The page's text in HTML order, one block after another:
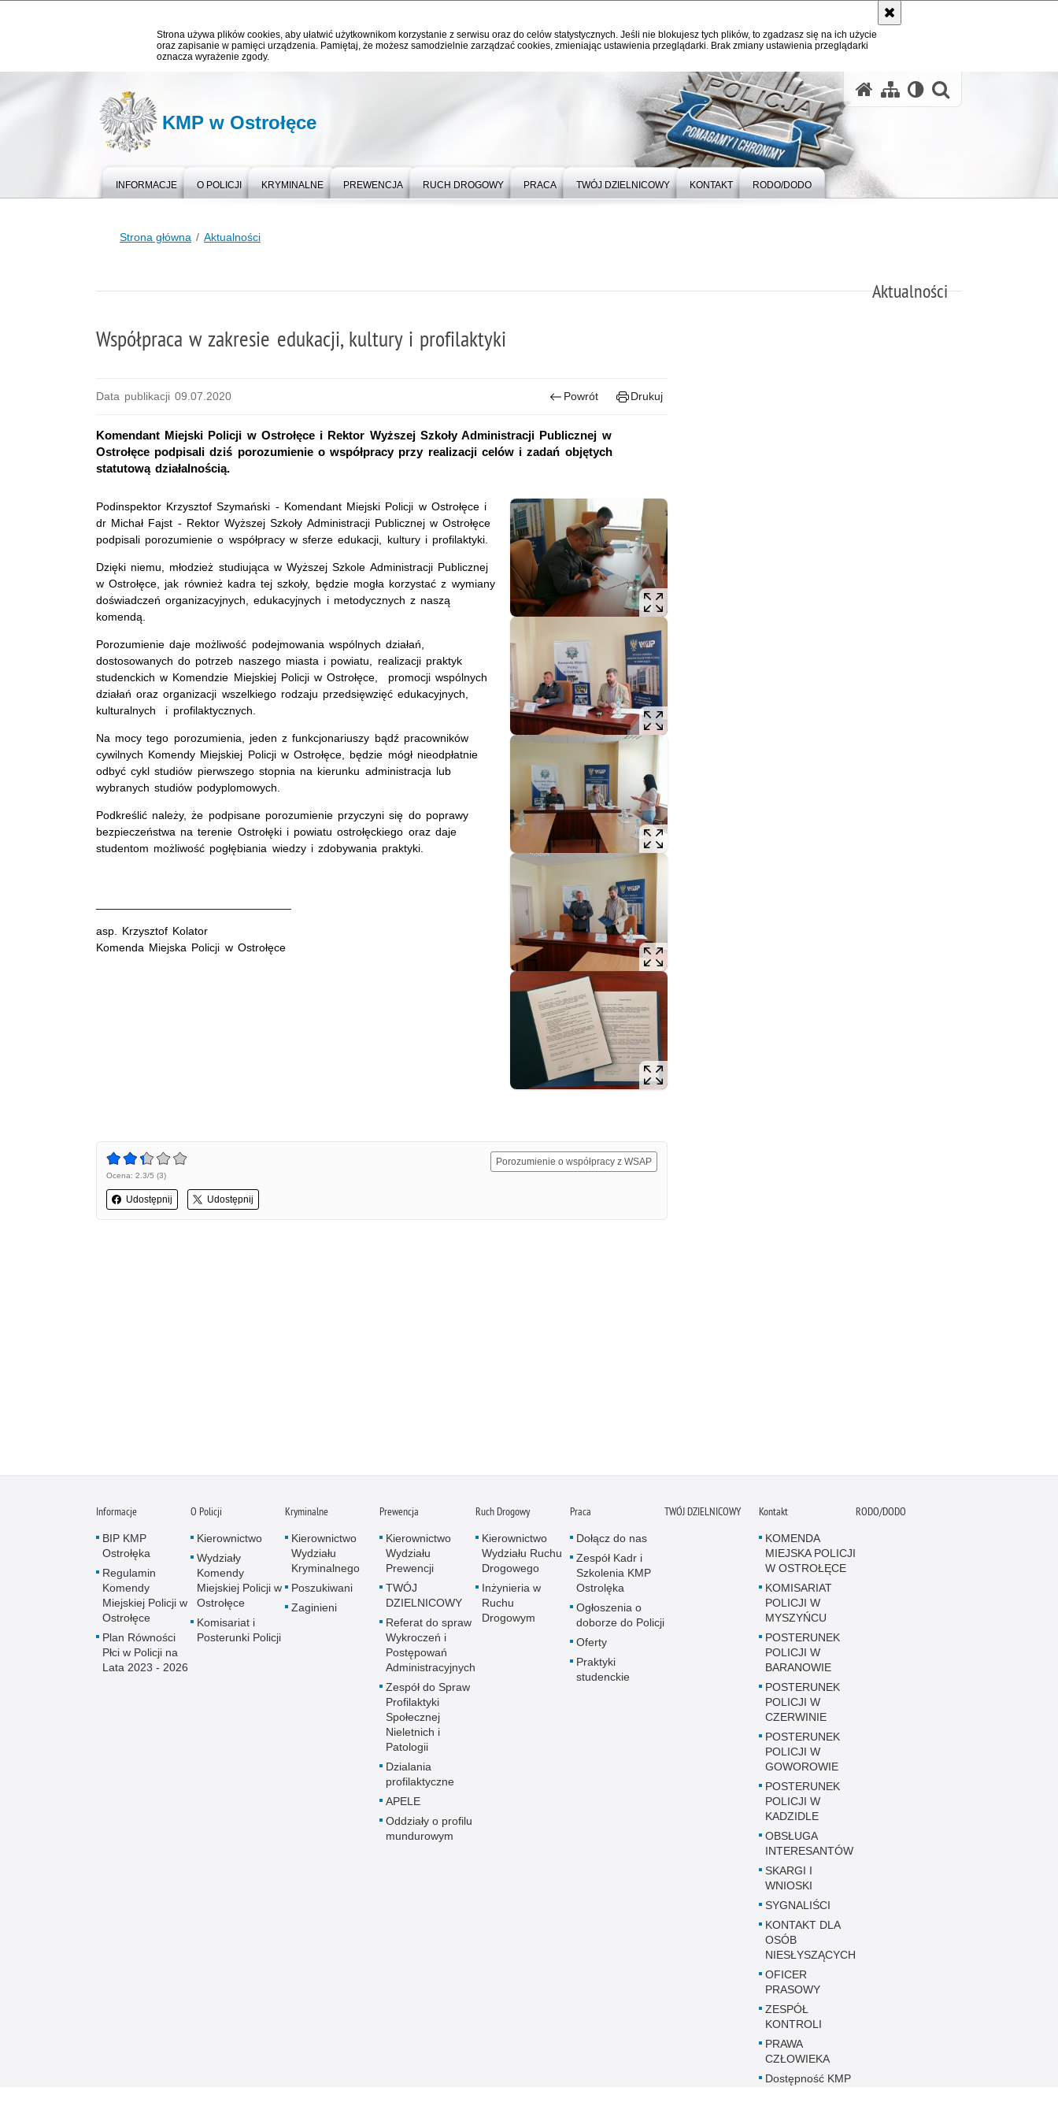
Strona używa plików cookies, aby ułatwić użytkownikom korzystanie z serwisu oraz do celów statystycznych. Jeśli nie blokujesz tych plików, to zgadzasz się na ich użycie
oraz zapisanie w pamięci urządzenia. Pamiętaj, że możesz samodzielnie zarządzać cookies, zmieniając ustawienia przeglądarki. Brak zmiany ustawienia przeglądarki
oznacza wyrażenie zgody.
KMP w Ostrołęce
INFORMACJE O POLICJI KRYMINALNE PREWENCJA RUCH DROGOWY PRACA TWÓJ DZIELNICOWY KONTAKT RODO/DODO
Strona główna Aktualności
Aktualności
Współpraca w zakresie edukacji, kultury i profilaktyki
Data publikacji 09.07.2020 Powrót Drukuj
Komendant Miejski Policji w Ostrołęce i Rektor Wyższej Szkoły Administracji Publicznej w
Ostrołęce podpisali dziś porozumienie o współpracy przy realizacji celów i zadań objętych
statutową działalnością.
Podinspektor Krzysztof Szymański - Komendant Miejski Policji w Ostrołęce i
dr Michał Fajst - Rektor Wyższej Szkoły Administracji Publicznej w Ostrołęce
podpisali porozumienie o współpracy w sferze edukacji, kultury i profilaktyki.
Dzięki niemu, młodzież studiująca w Wyższej Szkole Administracji Publicznej
w Ostrołęce, jak również kadra tej szkoły, będzie mogła korzystać z wymiany
doświadczeń organizacyjnych, edukacyjnych i metodycznych z naszą
komendą.
Porozumienie daje możliwość podejmowania wspólnych działań,
dostosowanych do potrzeb naszego miasta i powiatu, realizacji praktyk
studenckich w Komendzie Miejskiej Policji w Ostrołęce, promocji wspólnych
działań oraz organizacji wszelkiego rodzaju przedsięwzięć edukacyjnych,
kulturalnych i profilaktycznych.
Na mocy tego porozumienia, jeden z funkcjonariuszy bądź pracowników
cywilnych Komendy Miejskiej Policji w Ostrołęce, będzie mógł nieodpłatnie
odbyć cykl studiów pierwszego stopnia na kierunku administracja lub
wybranych studiów podyplomowych.
Podkreślić należy, że podpisane porozumienie przyczyni się do poprawy
bezpieczeństwa na terenie Ostrołęki i powiatu ostrołęckiego oraz daje
studentom możliwość pogłębiania wiedzy i zdobywania praktyki.
asp. Krzysztof Kolator
Komenda Miejska Policji w Ostrołęce
Ocena: 2.3/5 (3)
Udostępnij Udostępnij
Porozumienie o współpracy z WSAP
Informacje
BIP KMP
Ostrołęka
Regulamin
Komendy
Miejskiej Policji w
Ostrołęce
Plan Równości
Płci w Policji na
Lata 2023 - 2026
O Policji
Kierownictwo
Wydziały
Komendy
Miejskiej Policji w
Ostrołęce
Komisariat i
Posterunki Policji
Kryminalne
Kierownictwo
Wydziału
Kryminalnego
Poszukiwani
Zaginieni
Prewencja
Kierownictwo
Wydziału
Prewencji
TWÓJ
DZIELNICOWY
Referat do spraw
Wykroczeń i
Postępowań
Administracyjnych
Zespół do Spraw
Profilaktyki
Społecznej
Nieletnich i
Patologii
Dzialania
profilaktyczne
APELE
Oddziały o profilu
mundurowym
Ruch Drogowy
Kierownictwo
Wydziału Ruchu
Drogowego
Inżynieria w
Ruchu
Drogowym
Praca
Dołącz do nas
Zespół Kadr i
Szkolenia KMP
Ostrolęka
Ogłoszenia o
doborze do Policji
Oferty
Praktyki
studenckie
TWÓJ DZIELNICOWY Kontakt
KOMENDA
MIEJSKA POLICJI
W OSTROŁĘCE
KOMISARIAT
POLICJI W
MYSZYŃCU
POSTERUNEK
POLICJI W
BARANOWIE
POSTERUNEK
POLICJI W
CZERWINIE
POSTERUNEK
POLICJI W
GOWOROWIE
POSTERUNEK
POLICJI W
KADZIDLE
OBSŁUGA
INTERESANTÓW
SKARGI I
WNIOSKI
SYGNALIŚCI
KONTAKT DLA
OSÓB
NIESŁYSZĄCYCH
OFICER
PRASOWY
ZESPÓŁ
KONTROLI
PRAWA
CZŁOWIEKA
Dostępność KMP
RODO/DODO